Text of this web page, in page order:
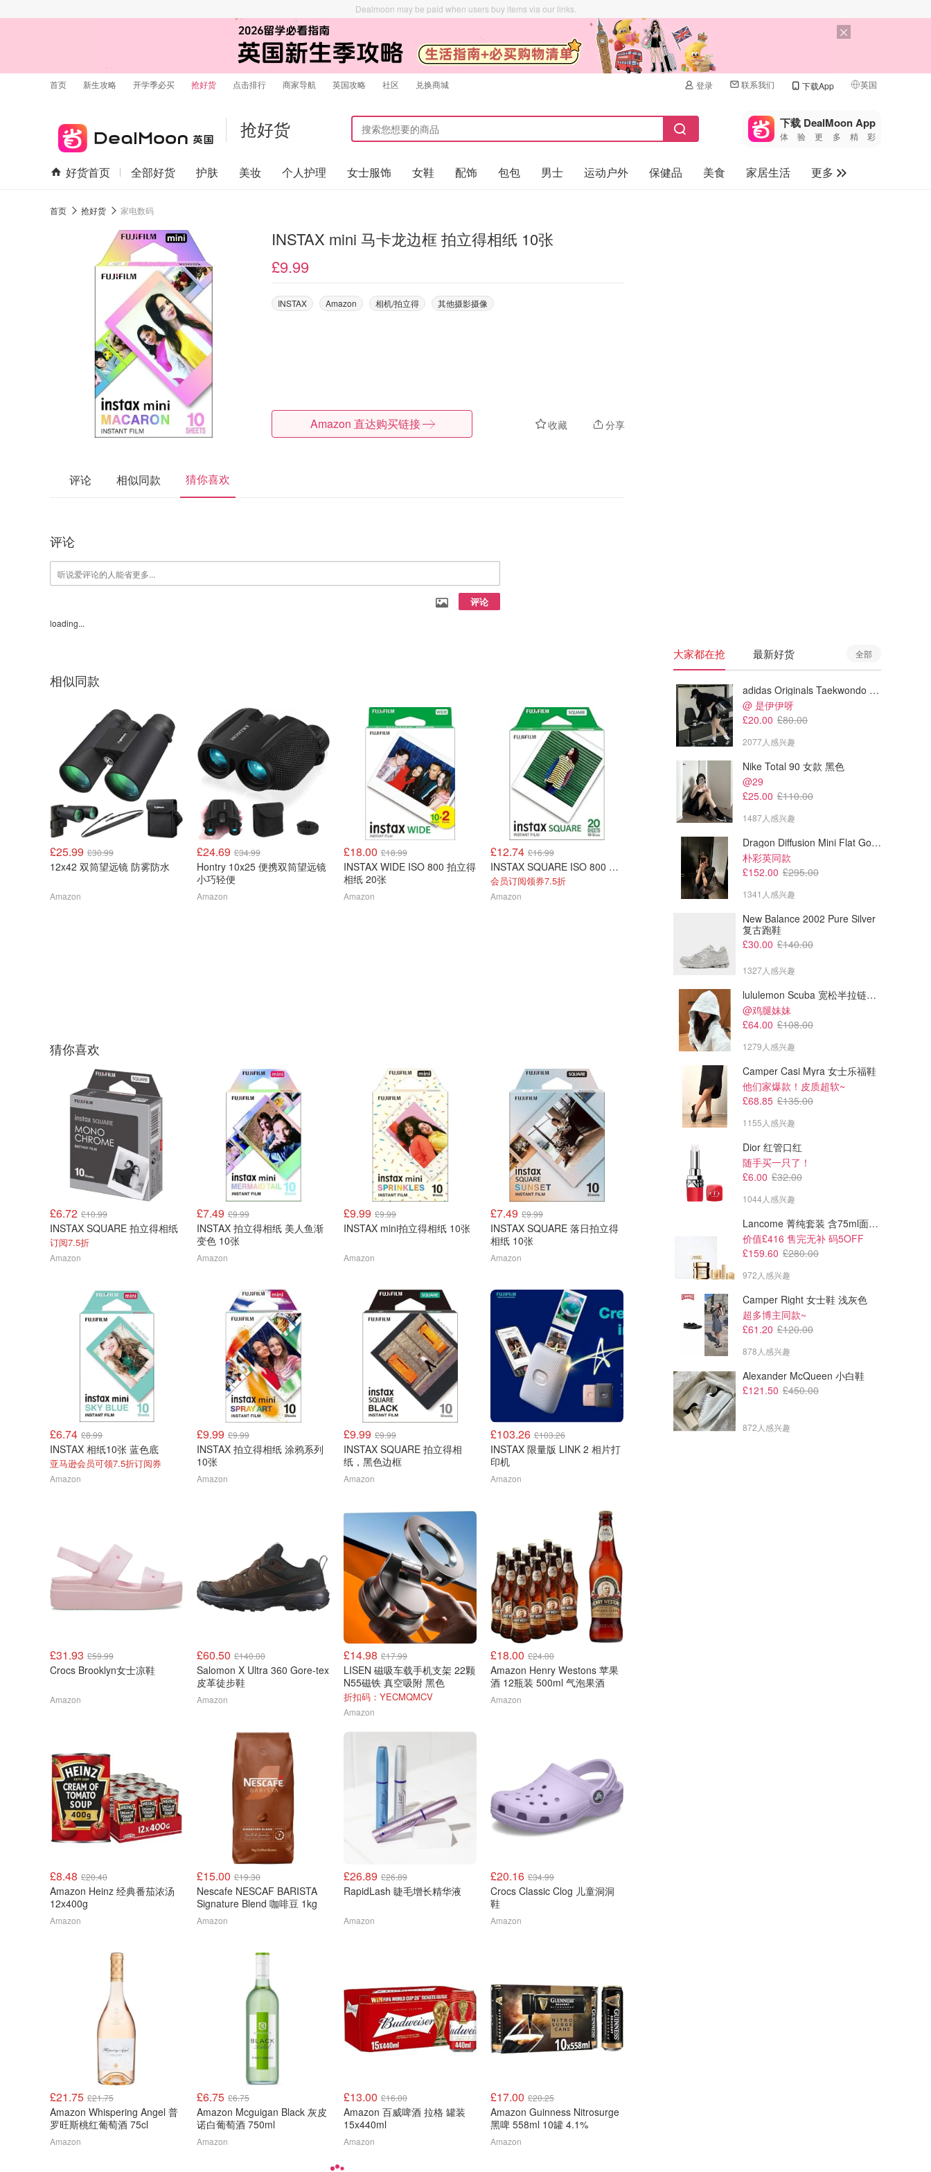
Dealmoon may be paid when users buy items via our links.
首页 新生攻略 开学季必买 抢好货 点击排行 商家导航 英国攻略 社区 兑换商城 登录 联系我们 下载App 英国
🇺🇸
🇨🇳 中国
🇨🇦加拿大
抢好货 下载 DealMoon App
体验更多精彩
好货首页 全部好货 护肤 美妆 个人护理 女士服饰 女鞋 配饰 包包 男士 运动户外 保健品 美食 家居生活
更多
首页 抢好货 家电数码
INSTAX mini 马卡龙边框 拍立得相纸 10张
£9.99
INSTAX Amazon 相机/拍立得 其他摄影摄像
收藏 分享
Amazon 直达购买链接
评论 相似同款 猜你喜欢
评论
评论
loading...
相似同款
£25.99 £30.99
12x42 双筒望远镜 防雾防水
Amazon
£24.69 £34.99
Hontry 10x25 便携双筒望远镜
小巧轻便
Amazon
£18.00 £18.99
INSTAX WIDE ISO 800 拍立得
相纸 20张
Amazon
£12.74 £16.99
INSTAX SQUARE ISO 800 相纸20张
会员订阅领券7.5折
Amazon
£9.99
INSTAX mini 拍立得相纸 马卡龙边框 10张
订阅领券7.5折
£7.49
订阅领券7.5折
Amazon
猜你喜欢
£6.72 £10.99
INSTAX SQUARE 拍立得相纸
订阅7.5折
Amazon
£7.49 £9.99
INSTAX 拍立得相纸 美人鱼渐
变色 10张
Amazon
£9.99 £9.99
INSTAX mini拍立得相纸 10张
Amazon
£7.49 £9.99
INSTAX SQUARE 落日拍立得
相纸 10张
Amazon
£6.74 £8.99
INSTAX 相纸10张 蓝色底
亚马逊会员可领7.5折订阅券
Amazon
£9.99 £9.99
INSTAX 拍立得相纸 涂鸦系列
10张
Amazon
£9.99 £9.99
INSTAX SQUARE 拍立得相
纸，黑色边框
Amazon
£103.26 £103.26
INSTAX 限量版 LINK 2 相片打
印机
Amazon
£31.93 £59.99
Crocs Brooklyn女士凉鞋
Amazon
£60.50 £140.00
Salomon X Ultra 360 Gore-tex
皮革徒步鞋
Amazon
£14.98 £17.99
LISEN 磁吸车载手机支架 22颗
N55磁铁 真空吸附 黑色
折扣码：YECMQMCV
Amazon
£18.00 £24.00
Amazon Henry Westons 苹果
酒 12瓶装 500ml 气泡果酒
Amazon
£8.48 £20.40
Amazon Heinz 经典番茄浓汤
12x400g
Amazon
£15.00 £19.30
Nescafe NESCAF BARISTA
Signature Blend 咖啡豆 1kg
Amazon
£26.89 £26.89
RapidLash 睫毛增长精华液
Amazon
£20.16 £34.99
Crocs Classic Clog 儿童洞洞
鞋
Amazon
£21.75 £21.75
Amazon Whispering Angel 普
罗旺斯桃红葡萄酒 75cl
Amazon
£6.75 £6.75
Amazon Mcguigan Black 灰皮
诺白葡萄酒 750ml
Amazon
£13.00 £16.00
Amazon 百威啤酒 拉格 罐装
15x440ml
Amazon
£17.00 £20.25
Amazon Guinness Nitrosurge
黑啤 558ml 10罐 4.1%
Amazon
大家都在抢 最新好货 全部
adidas Originals Taekwondo 女款黑色运动鞋
@ 是伊伊呀
£20.00 £80.00
2077人感兴趣
Nike Total 90 女款 黑色
@29
£25.00 £110.00
1487人感兴趣
Dragon Diffusion Mini Flat Gora 深棕色手提包
朴彩英同款
£152.00 £295.00
1341人感兴趣
New Balance 2002 Pure Silver
复古跑鞋
£30.00 £140.00
1327人感兴趣
lululemon Scuba 宽松半拉链卫衣
@鸡腿妹妹
£64.00 £108.00
1279人感兴趣
Camper Casi Myra 女士乐福鞋
他们家爆款！皮质超软~
£68.85 £135.00
1155人感兴趣
Dior 红管口红
随手买一只了！
£6.00 £32.00
1044人感兴趣
Lancome 菁纯套装 含75ml面霜+5ml精华+5ml眼霜
价值£416 售完无补 码5OFF
£159.60 £280.00
972人感兴趣
Camper Right 女士鞋 浅灰色
超多博主同款~
£61.20 £120.00
878人感兴趣
Alexander McQueen 小白鞋
£121.50 £450.00
872人感兴趣